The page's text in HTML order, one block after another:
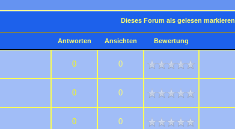
Dieses Forum als gelesen markieren
Antworten Ansichten Bewertung
0 0
0 0
0 0